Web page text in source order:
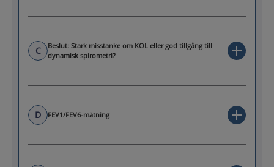
C
Beslut: Stark misstanke om KOL eller god tillgång till
dynamisk spirometri?
D FEV1/FEV6-mätning